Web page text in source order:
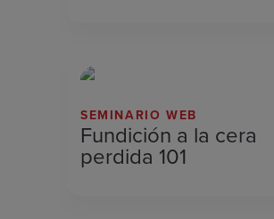
SEMINARIO WEB
Fundición a la cera
perdida 101